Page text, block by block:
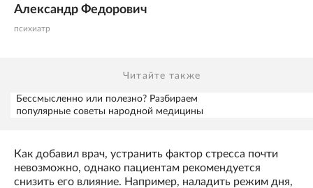
Александр Федорович
психиатр
Читайте также
Бессмысленно или полезно? Разбираем
популярные советы народной медицины
Как добавил врач, устранить фактор стресса почти
невозможно, однако пациентам рекомендуется
снизить его влияние. Например, наладить режим дня,